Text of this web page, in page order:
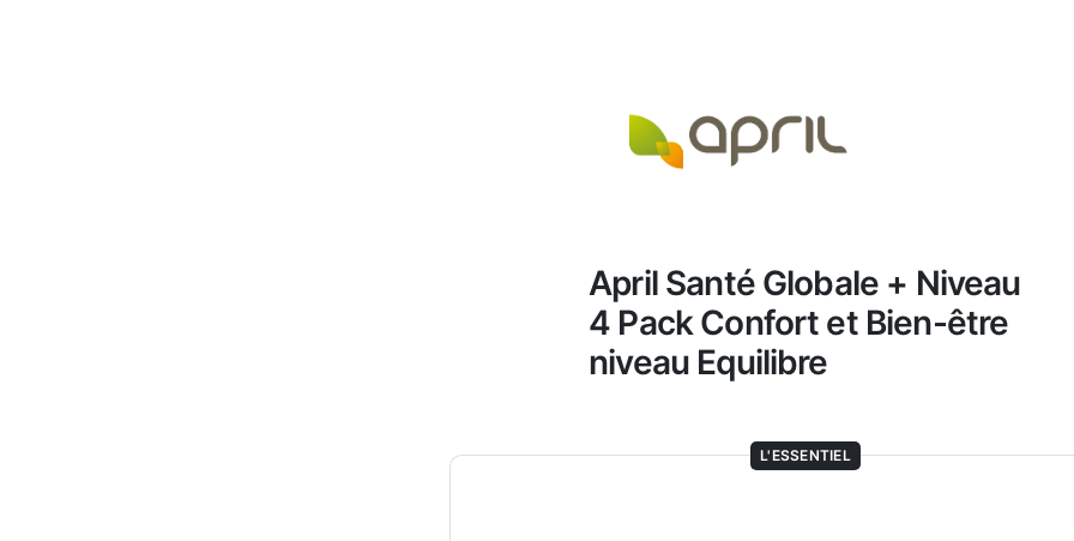
April Santé Globale + Niveau
4 Pack Confort et Bien-être
niveau Equilibre
L'ESSENTIEL